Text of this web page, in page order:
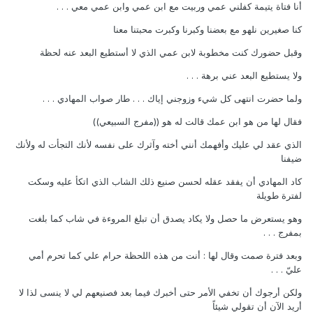
أنا فتاة يتيمة كفلني عمي وربيت مع ابن عمي وابن عمي معي . . .
كنا صغيرين نلهو مع بعضنا وكبرنا وكبرت محبتنا معنا
وقبل حضورك كنت مخطوبة لابن عمي الذي لا أستطيع البعد عنه لحظة
ولا يستطيع البعد عني برهة . . .
ولما حضرت انتهى كل شيء وزوجني إياك . . . طار صواب المهادي . . .
فقال لها من هو ابن عمك قالت له هو ((مفرج السبيعي))
الذي عقد لي عليك وأفهمك أنني أخته وآثرك على نفسه لأنك التجأت له ولأنك
ضيفنا
كاد المهادي أن يفقد عقله لحسن صنيع ذلك الشاب الذي اتكأ عليه وسكت
لفترة طويلة
وهو يستعرض ما حصل ولا يكاد يصدق أن تبلغ المروءة في شاب كما بلغت
بمفرج . . .
وبعد فترة صمت وقال لها : أنت من هذه اللحظة حرام علي كما تحرم أمي
عليّ . . .
ولكن أرجوك أن تخفي الأمر حتى أخبرك فيما بعد فصنيعهم لي لا ينسى لذا لا
أريد الآن أن تقولي شيئاً